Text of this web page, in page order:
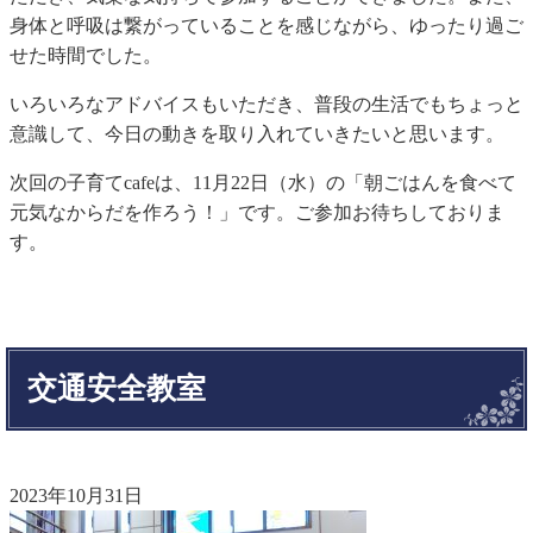
身体と呼吸は繋がっていることを感じながら、ゆったり過ご
せた時間でした。
いろいろなアドバイスもいただき、普段の生活でもちょっと
意識して、今日の動きを取り入れていきたいと思います。
次回の子育てcafeは、11月22日（水）の「朝ごはんを食べて
元気なからだを作ろう！」です。ご参加お待ちしておりま
す。
交通安全教室
2023年10月31日